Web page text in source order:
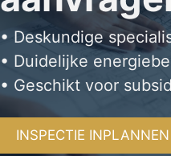
• Deskundige
• Duidelijke
• Geschikt voor
INSPECTIE INPLANNEN